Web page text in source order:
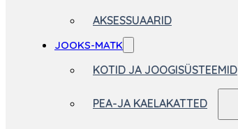
AKSESSUAARID
JOOKS-MATK
KOTID JA JOOGISÜSTEEMID
PEA-JA KAELAKATTED